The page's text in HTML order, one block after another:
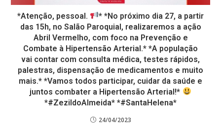
*Atenção, pessoal.
* *No próximo dia 27, a partir
das 15h, no Salão Paroquial, realizaremos a ação
Abril Vermelho, com foco na Prevenção e
Combate à Hipertensão Arterial.* *A população
vai contar com consulta médica, testes rápidos,
palestras, dispensação de medicamentos e muito
mais.* *Vamos todos participar, cuidar da saúde e
juntos combater a Hipertensão Arterial!*
*#ZezildoAlmeida* *#SantaHelena*
24/04/2023